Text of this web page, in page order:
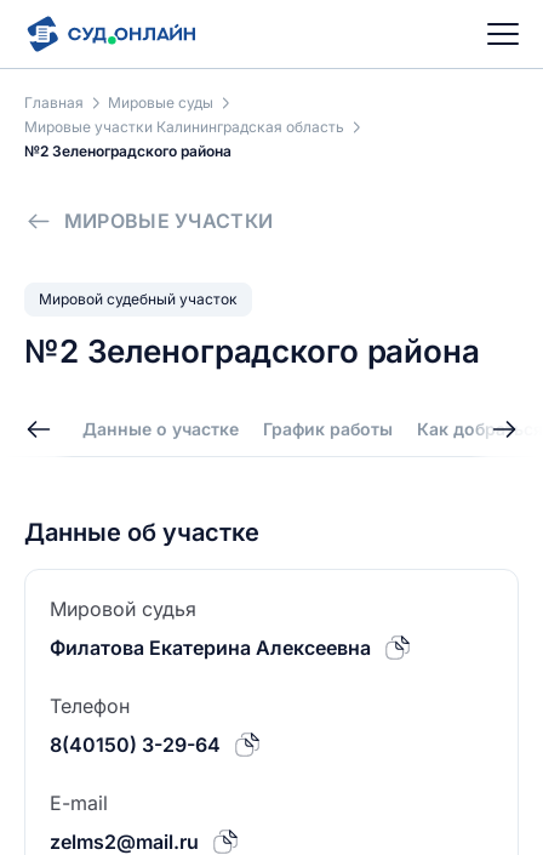
Главная
Мировые суды
Мировые участки Калининградская область
№2 Зеленоградского района
МИРОВЫЕ УЧАСТКИ
Мировой судебный участок
№2 Зеленоградского района
Данные о участке График работы Как добраться
Данные об участке
Мировой судья
Филатова Екатерина Алексеевна
Телефон
8(40150) 3-29-64
E-mail
zelms2@mail.ru